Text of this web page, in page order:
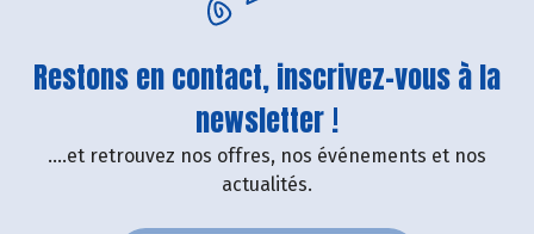
Restons en contact, inscrivez-vous à la
newsletter !
....et retrouvez nos offres, nos événements et nos
actualités.